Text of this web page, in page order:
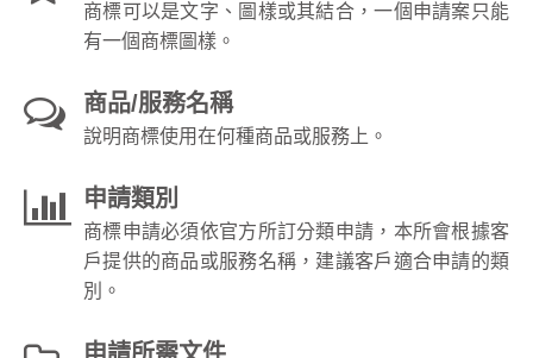
商標可以是文字、圖樣或其結合，一個申請案只能
有一個商標圖樣。
商品/服務名稱
說明商標使用在何種商品或服務上。
申請類別
商標申請必須依官方所訂分類申請，本所會根據客
戶提供的商品或服務名稱，建議客戶適合申請的類
別。